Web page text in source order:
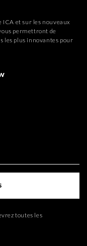
ICA et sur les nouveaux
permettront de
les plus innovantes pour
toutes les